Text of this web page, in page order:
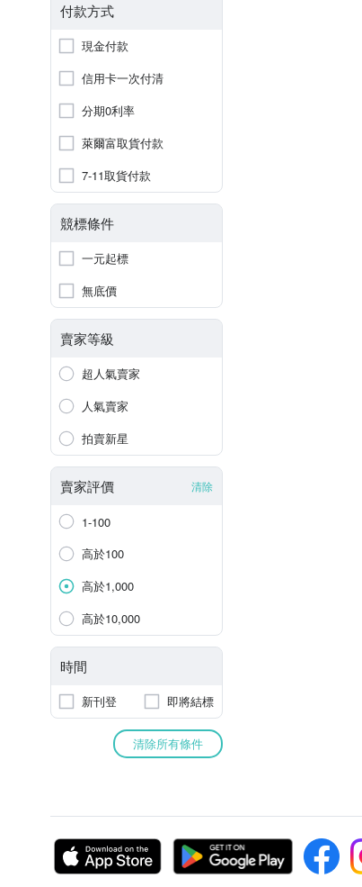
付款方式
現金付款
信用卡一次付清
分期0利率
萊爾富取貨付款
7-11取貨付款
競標條件
一元起標
無底價
賣家等級
超人氣賣家
人氣賣家
拍賣新星
賣家評價 清除
1-100
高於100
高於1,000
高於10,000
時間
新刊登 即將結標
清除所有條件